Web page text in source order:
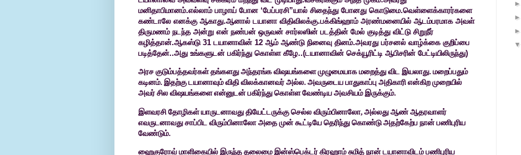
மனிதாபிமானம்.எல்லாம் பாழாய் போன ‘பேப்பரசி”யால் சிதைந்து போனது கொடுமை.வெள்ளைக்காரர்களை
கண்டாலே எனக்கு ஆகாது.ஆனால் டயானா விதிவிலக்கு.பக்கிங்ஹாம் அரண்மனையில் ஆடம்பரமாக அவள்
திருமணம் நடந்த அன்று என் நண்பன் ஒருவன் சார்லஸின் படத்தின் மேல் குடித்து விட்டு சிறுநீர்
கழித்தான்.ஆகஸ்டு 31 டயானாவின் 12 ஆம் ஆண்டு நினைவு தினம்.அவரது பர்சனல் வாழ்க்கை குறிப்பை
படித்தேன்..அது உங்களுடன் பகிர்ந்து கொள்ள கீழே..(டயானாவின் செக்யூரிட்டி ஆபிசரின் பேட்டியிலிருந்து)
அரச குடும்பத்தவர்கள் தங்களது அந்தரங்க விஷயங்களை முழுமையாக மறைத்து விட இயலாது. மறைப்பதும்
கடினம். இதற்கு டயானாவும் விதி விலக்கானவர் அல்ல. அவருடைய பாதுகாப்பு அதிகாரி என்கிற முறையில்
அவர் சில விஷயங்களை என்னுடன் பகிர்ந்து கொள்ள வேண்டிய அவசியம் இருக்கும்.
இளவரசி தோழிகள் யாருடனாவது தியேட்டருக்கு செல்ல விரும்பினாலோ, அல்லது ஆண் ஆதரவாளர்
எவருடனாவது சாப்பிட விரும்பினாலோ அதை முன் கூட்டியே தெரிந்து கொண்டு அதற்கேற்ப நான் பணிபுரிய
வேண்டும்.
ஹைகுரோவ் மாளிகையில் இருந்த தலைமை இன்ஸ்பெக்டர் கிரஹாம் சுமித் நான் டயானாவிடம் பணிபுரிய
►
►
►
▼